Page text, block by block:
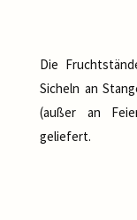
Die
Sicheln an
(außer an
geliefert.